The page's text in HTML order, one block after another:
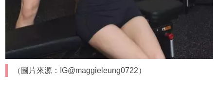
（圖片來源：IG@maggieleung0722）